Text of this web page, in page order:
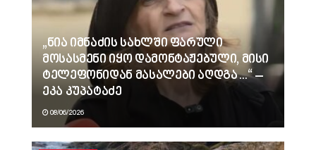
„ნია იმნაძის სახლში ფარული
მოსასმენი იყო დამონტაჟებული, მისი
ტელეფონიდან მასალები აღდგა…“ –
ეკა კუპატაძე
08/06/2026